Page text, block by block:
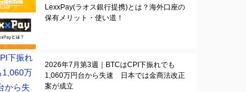
LexxPay(ラオス銀行提携)とは？海外口座の
保有メリット・使い道！
2026年7月第3週｜BTCはCPI下振れでも
1,060万円台から失速 日本では金商法改正
案が成立